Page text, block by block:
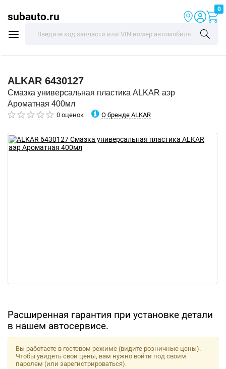
subauto.ru
0
ALKAR 6430127
Смазка универсальная пластика ALKAR аэр
Ароматная 400мл
0 оценок О бренде ALKAR
Расширенная гарантия при установке детали
в нашем автосервисе.
Вы работаете в гостевом режиме (видите розничные цены).
Чтобы увидеть свои цены, вам нужно войти под своим
паролем (или зарегистрироваться).